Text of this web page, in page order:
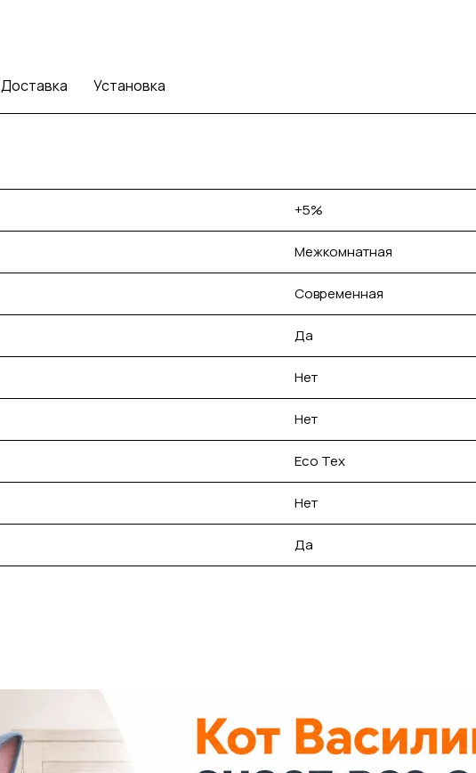
Доставка Установка
+5%
Межкомнатная
Современная
Да
Нет
Нет
Eco Tex
Нет
Да